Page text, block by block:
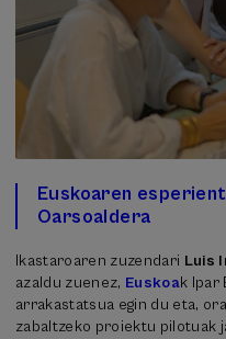
Euskoaren
Oarsoaldera
Ikastaroaren zuzendari Luis
azaldu zuenez, Euskoak Ipar
arrakastatsua egin du eta,
zabaltzeko proiektu pilotuak